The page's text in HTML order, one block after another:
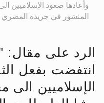
تعميم
اقرأ هذا
وأعادها صعود الإسلاميين
المنشور في جريدة المصري اليوم
الرد على مقال:
انتفضت بفعل
الإسلاميين الى